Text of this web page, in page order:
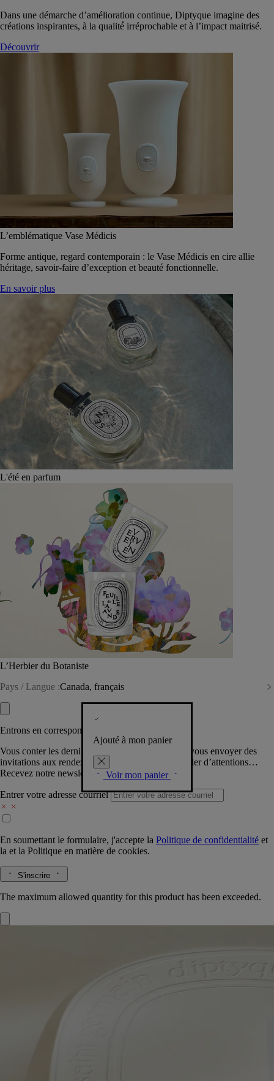
Dans une démarche d’amélioration continue, Diptyque imagine des
créations inspirantes, à la qualité́ irréprochable et à l’impact maitrisé.
Découvrir
L’emblématique Vase Médicis
Forme antique, regard contemporain : le Vase Médicis en cire allie
héritage, savoir-faire d’exception et beauté fonctionnelle.
En savoir plus
L'été en parfum
L’Herbier du Botaniste
Pays / Langue :Canada, français
Ajouté à mon panier
Voir mon panier
Entrons en correspondance​
Vous conter les dernières créations de la Maison, vous envoyer des
invitations aux rendez-vous Diptyque, vous combler d’attentions…
Recevez notre newsletter.
Entrer votre adresse courriel
En soumettant le formulaire, j'accepte la Politique de confidentialité et
la et la Politique en matière de cookies.
S'inscrire
The maximum allowed quantity for this product has been exceeded.